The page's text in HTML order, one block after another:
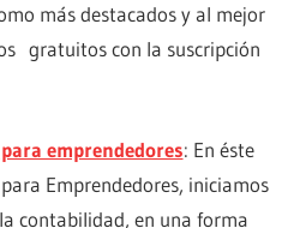
más destacados y al mejor
gratuitos con la suscripción
emprendedores: En éste
Emprendedores, iniciamos
contabilidad, en una forma